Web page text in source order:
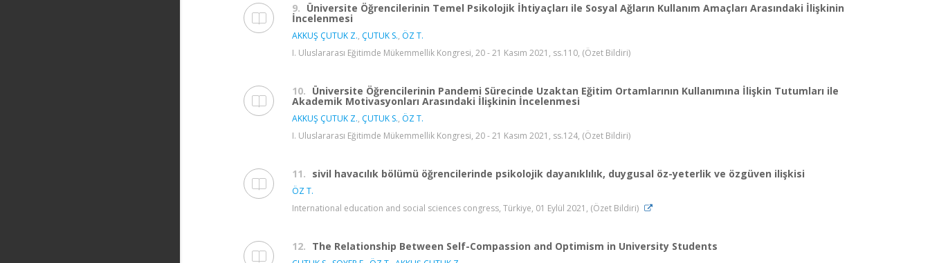
9. Üniversite Öğrencilerinin Temel Psikolojik İhtiyaçları ile Sosyal Ağların Kullanım Amaçları Arasındaki İlişkinin
İncelenmesi
AKKUŞ ÇUTUK Z., ÇUTUK S., ÖZ T.
I. Uluslararası Eğitimde Mükemmellik Kongresi, 20 - 21 Kasım 2021, ss.110, (Özet Bildiri)
10. Üniversite Öğrencilerinin Pandemi Sürecinde Uzaktan Eğitim Ortamlarının Kullanımına İlişkin Tutumları ile
Akademik Motivasyonları Arasındaki İlişkinin İncelenmesi
AKKUŞ ÇUTUK Z., ÇUTUK S., ÖZ T.
I. Uluslararası Eğitimde Mükemmellik Kongresi, 20 - 21 Kasım 2021, ss.124, (Özet Bildiri)
11. sivil havacılık bölümü öğrencilerinde psikolojik dayanıklılık, duygusal öz-yeterlik ve özgüven ilişkisi
ÖZ T.
International education and social sciences congress, Türkiye, 01 Eylül 2021, (Özet Bildiri)
12. The Relationship Between Self-Compassion and Optimism in University Students